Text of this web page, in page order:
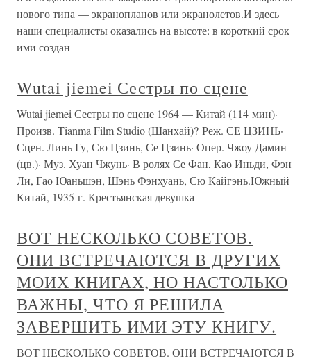
нового типа — экранопланов или экранолетов.И здесь
наши специалисты оказались на высоте: в короткий срок
ими создан
Wutai jiemei Сестры по сцене
Wutai jiemei Сестры по сцене 1964 — Китай (114 мин)·
Произв. Tianma Film Studio (Шанхай)? Реж. СЕ ЦЗИНЬ·
Сцен. Линь Гу, Сю Цзинь, Се Цзинь· Опер. Чжоу Дамин
(цв.)· Муз. Хуан Чжунь· В ролях Се Фан, Као Иньди, Фэн
Ли, Гао Юаньшэн, Шэнь Фэнхуань, Сю Кайгэнь.Южный
Китай, 1935 г. Крестьянская девушка
ВОТ НЕСКОЛЬКО СОВЕТОВ.
ОНИ ВСТРЕЧАЮТСЯ В ДРУГИХ
МОИХ КНИГАХ, НО НАСТОЛЬКО
ВАЖНЫ, ЧТО Я РЕШИЛА
ЗАВЕРШИТЬ ИМИ ЭТУ КНИГУ.
ВОТ НЕСКОЛЬКО СОВЕТОВ. ОНИ ВСТРЕЧАЮТСЯ В